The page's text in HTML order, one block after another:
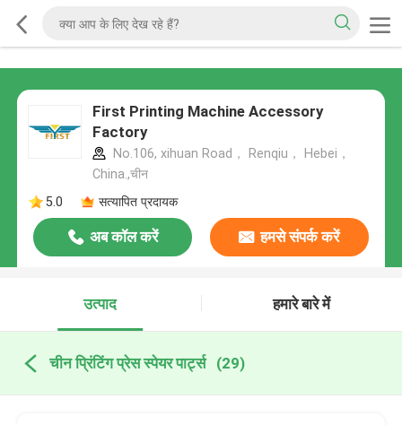
First Printing Machine Accessory
Factory
No.106, xihuan Road， Renqiu， Hebei，
China.,चीन
5.0
सत्यापित प्रदायक
अब कॉल करें हमसे संपर्क करें
उत्पाद हमारे बारे में
चीन प्रिंटिंग प्रेस स्पेयर पार्ट्स (29)